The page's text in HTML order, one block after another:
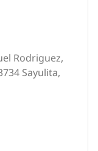
Rodriguez,
Sayulita,